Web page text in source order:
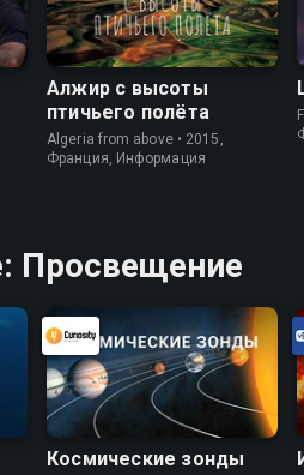
Алжир с высоты
птичьего полёта
Algeria from above • 2015,
Франция, Информация
Просвещение
Космические зонды